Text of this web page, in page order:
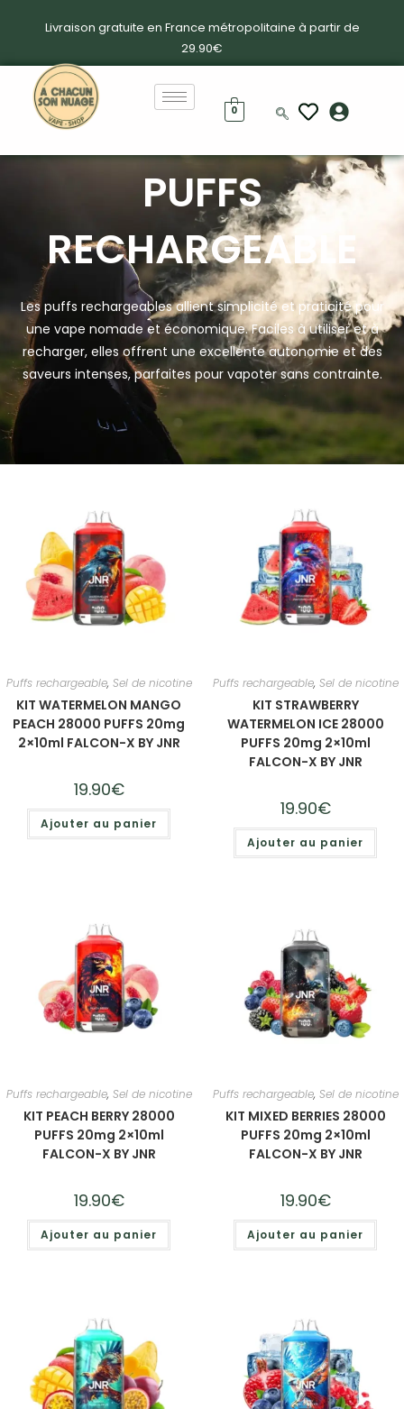
Livraison gratuite en France métropolitaine à partir de
29.90€
0
PUFFS
RECHARGEABLE
Les puffs rechargeables allient simplicité et praticité pour
une vape nomade et économique. Faciles à utiliser et à
recharger, elles offrent une excellente autonomie et des
saveurs intenses, parfaites pour vapoter sans contrainte.
Puffs rechargeable, Sel de nicotine
KIT WATERMELON MANGO
PEACH 28000 PUFFS 20mg
2×10ml FALCON-X BY JNR
19.90€
Ajouter au panier
Puffs rechargeable, Sel de nicotine
KIT STRAWBERRY
WATERMELON ICE 28000
PUFFS 20mg 2×10ml
FALCON-X BY JNR
19.90€
Ajouter au panier
Puffs rechargeable, Sel de nicotine
KIT PEACH BERRY 28000
PUFFS 20mg 2×10ml
FALCON-X BY JNR
19.90€
Ajouter au panier
Puffs rechargeable, Sel de nicotine
KIT MIXED BERRIES 28000
PUFFS 20mg 2×10ml
FALCON-X BY JNR
19.90€
Ajouter au panier